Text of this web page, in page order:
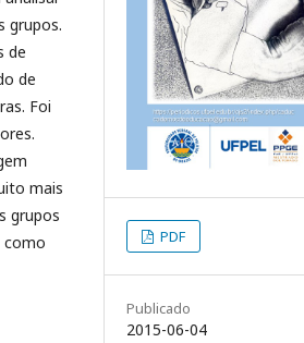
grupos.
de
de
Foi
mais
grupos
como
PDF
Publicado
2015-06-04